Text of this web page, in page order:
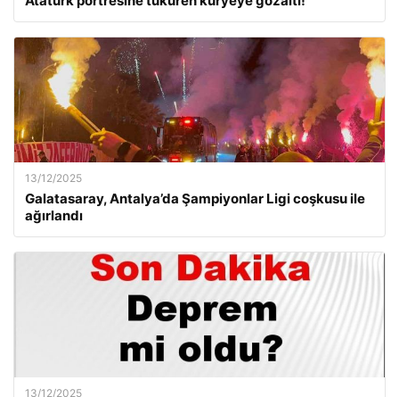
13/12/2025
Galatasaray, Antalya’da Şampiyonlar Ligi coşkusu ile
ağırlandı
13/12/2025